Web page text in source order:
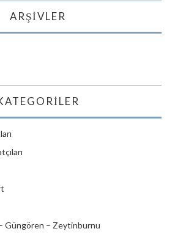
ARŞIVLER
Güngören – Zeytinburnu